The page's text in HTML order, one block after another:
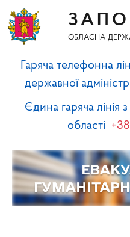
ОБЛАСНА
Гаряча телефонна
державної
Єдина гаряча лінія з
області